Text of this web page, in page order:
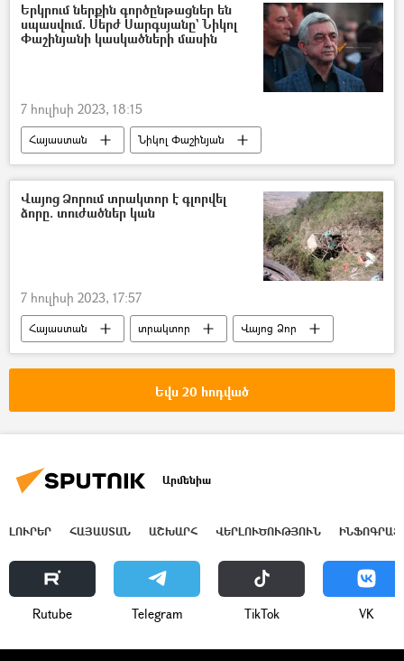
Երկրում ներքին գործընթացներ են
սպասվում. Սերժ Սարգսյանը` Նիկոլ
Փաշինյանի կասկածների մասին
7 հուլիսի 2023, 18:15
Հայաստան
Նիկոլ Փաշինյան
Սերժ Սարգսյան
Վայոց Ձորում տրակտոր է գլորվել
ձորը. տուժածներ կան
7 հուլիսի 2023, 17:57
Հայաստան տրակտոր Վայոց Ձոր
Եվս 20 հոդված
Արմենիա
ԼՈՒՐԵՐ ՀԱՅԱՍՏԱՆ ԱՇԽԱՐՀ ՎԵՐԼՈՒԾՈՒԹՅՈՒՆ
Rutube Telegram ТikТоk VK